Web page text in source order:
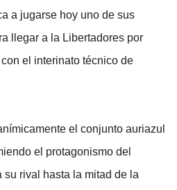
a jugarse hoy uno de sus
llegar a la Libertadores por
el interinato técnico de
el conjunto auriazul
el protagonismo del
rival hasta la mitad de la